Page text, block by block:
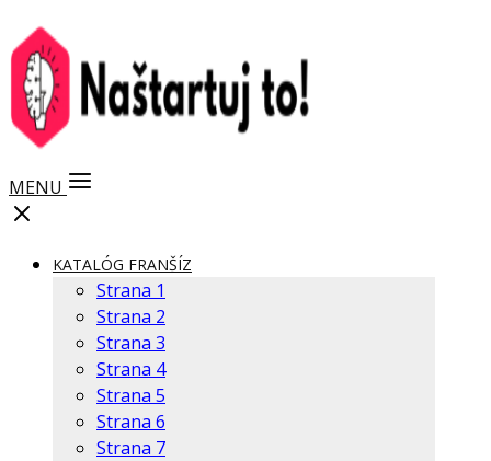
MENU
KATALÓG FRANŠÍZ
Strana 1
Strana 2
Strana 3
Strana 4
Strana 5
Strana 6
Strana 7